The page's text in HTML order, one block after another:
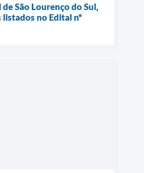
São Lourenço do Sul,
no Edital nº